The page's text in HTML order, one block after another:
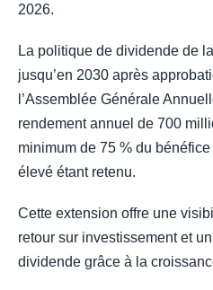
2026.
La politique de dividende de
jusqu’en 2030 après
l’Assemblée Générale
rendement annuel de 700
minimum de 75 % du
élevé étant retenu.
Cette extension offre une
retour sur investissement et
dividende grâce à la